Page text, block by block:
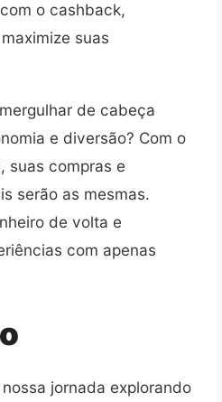
o cashback,
suas
de cabeça
e diversão? Com o
suas compras e
serão as mesmas.
de volta e
com apenas
jornada explorando